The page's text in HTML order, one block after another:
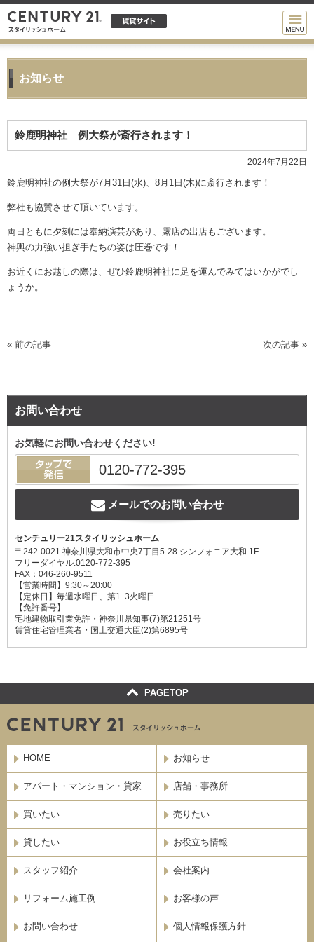
HOME
物件検索
アパ
買いたい
売りたい
貸したい
お役立ち情報
スタッフ紹介
会社案内
お客様の声
お問い合わせ
サイトマップ
お知らせ
鈴鹿明神社 例大祭が斎行されます！
2024年7月22日
鈴鹿明神社の例大祭が7月31日(水)、8月1日(木)に斎行されます！
弊社も協賛させて頂いています。
両日ともに夕刻には奉納演芸があり、露店の出店もございます。
神輿の力強い担ぎ手たちの姿は圧巻です！
お近くにお越しの際は、ぜひ鈴鹿明神社に足を運んでみてはいかがでし
ょうか。
« 前の記事 次の記事 »
お問い合わせ
お気軽にお問い合わせください!
0120-772-395
メールでのお問い合わせ
センチュリー21スタイリッシュホーム
〒242-0021 神奈川県大和市中央7丁目5-28 シンフォニア大和 1F
フリーダイヤル:0120-772-395
FAX：046-260-9511
【営業時間】9:30～20:00
【定休日】毎週水曜日、第1･3火曜日
【免許番号】
宅地建物取引業免許・神奈川県知事(7)第21251号
賃貸住宅管理業者・国土交通大臣(2)第6895号
PAGETOP
HOME お知らせ
アパート・マンション・貸家 店舗・事務所
買いたい 売りたい
貸したい お役立ち情報
スタッフ紹介 会社案内
リフォーム施工例 お客様の声
お問い合わせ 個人情報保護方針